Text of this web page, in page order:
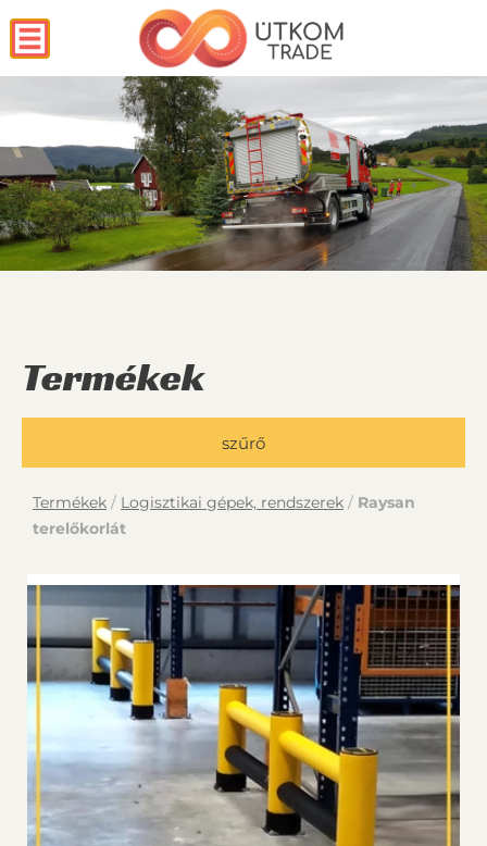
Termékek
szűrő
Termékek / Logisztikai gépek, rendszerek / Raysan
terelőkorlát